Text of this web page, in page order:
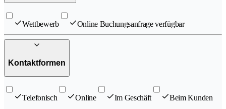
Wettbewerb Online Buchungsanfrage verfügbar
Kontaktformen
Telefonisch Online Im Geschäft Beim Kunden